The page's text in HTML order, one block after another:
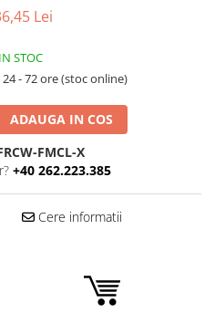
Lei
IN STOC
24 - 72 ore (stoc online)
ADAUGA IN COS
FMCL-X
+40 262.223.385
Cere informatii